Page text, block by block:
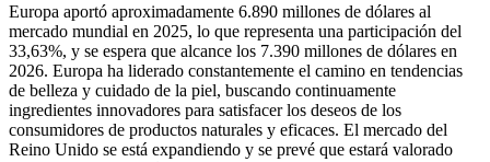
Europa aportó aproximadamente 6.890 millones de dólares al
mercado mundial en 2025, lo que representa una participación del
33,63%, y se espera que alcance los 7.390 millones de dólares en
2026. Europa ha liderado constantemente el camino en tendencias
de belleza y cuidado de la piel, buscando continuamente
ingredientes innovadores para satisfacer los deseos de los
consumidores de productos naturales y eficaces. El mercado del
Reino Unido se está expandiendo y se prevé que estará valorado